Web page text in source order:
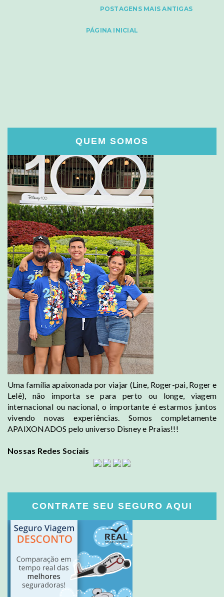
POSTAGENS MAIS ANTIGAS
PÁGINA INICIAL
QUEM SOMOS
Uma família apaixonada por viajar (Line, Roger-pai, Roger e
Lelê), não importa se para perto ou longe, viagem
internacional ou nacional, o importante é estarmos juntos
vivendo novas experiências. Somos completamente
APAIXONADOS pelo universo Disney e Praias!!!
Nossas Redes Sociais
CONTRATE SEU SEGURO AQUI